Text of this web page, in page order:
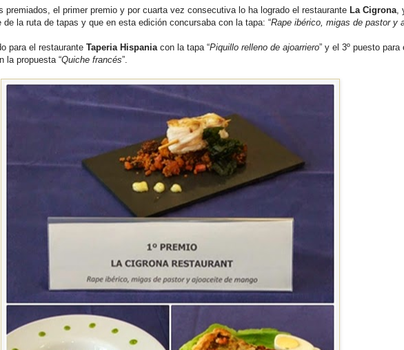
premiados, el primer premio y por cuarta vez consecutiva lo ha logrado el restaurante La Cigrona
de la ruta de tapas y que en esta edición concursaba con la tapa: “Rape ibérico, migas de pastor y
para el restaurante Taperia Hispania con la tapa “Piquillo relleno de ajoarriero” y el 3º puesto para
la propuesta “Quiche francés”.